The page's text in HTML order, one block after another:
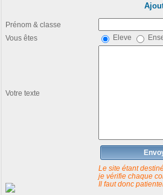
Prénom & classe
Vous êtes
Eleve
Votre texte
Le site étant
je vérifie chaque
Il faut donc